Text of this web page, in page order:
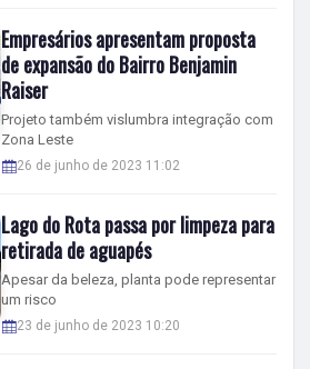
Empresários apresentam proposta
de expansão do Bairro Benjamin
Raiser
Projeto também vislumbra integração com
Zona Leste
26 de junho de 2023 11:02
Lago do Rota passa por limpeza para
retirada de aguapés
Apesar da beleza, planta pode representar
um risco
23 de junho de 2023 10:20